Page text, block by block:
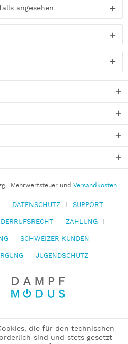
angesehen
Mehrwertsteuer und Versandkosten
DATENSCHUTZ
SUPPORT
ZAHLUNG
SCHWEIZER KUNDEN
JUGENDSCHUTZ
die für den technischen
sind und stets gesetzt